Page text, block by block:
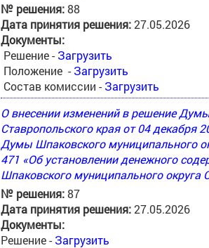
№ решения:88
Дата принятия решения:27.05.2026
Документы:
Решение - Загрузить
Положение - Загрузить
Состав комиссии - Загрузить
О внесении изменений в решение
Ставропольского края от 04 декабря
Думы Шпаковского муниципального
471 «Об установлении денежного
Шпаковского муниципального округа
№ решения:87
Дата принятия решения:27.05.2026
Документы:
Решение - Загрузить